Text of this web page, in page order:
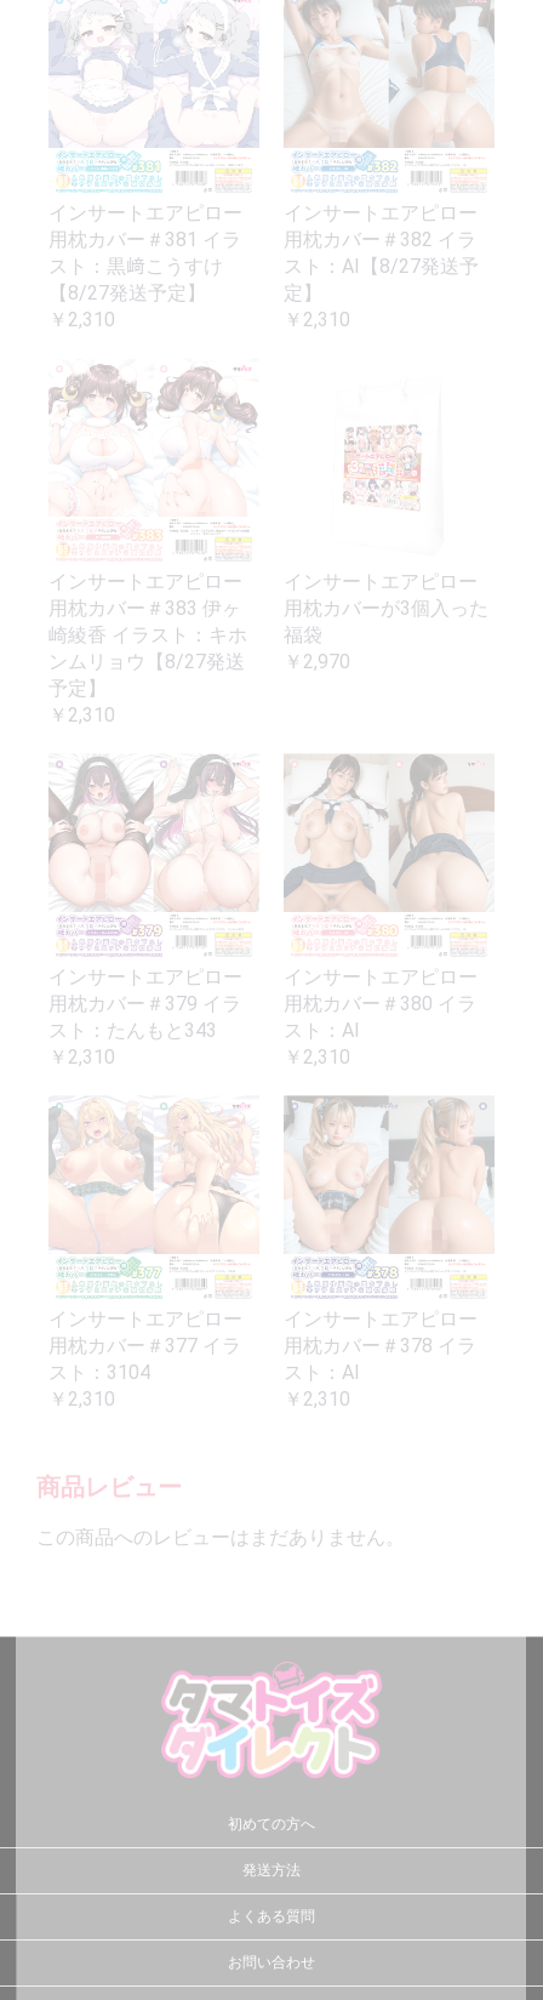
インサートエアピロー
用枕カバー＃381 イラ
スト：黒﨑こうすけ
【8/27発送予定】
￥2,310
インサートエアピロー
用枕カバー＃382 イラ
スト：AI【8/27発送予
定】
￥2,310
インサートエアピロー
用枕カバー＃383 伊ヶ
崎綾香 イラスト：キホ
ンムリョウ【8/27発送
予定】
￥2,310
インサートエアピロー
用枕カバーが3個入った
福袋
￥2,970
インサートエアピロー
用枕カバー＃379 イラ
スト：たんもと343
￥2,310
インサートエアピロー
用枕カバー＃380 イラ
スト：AI
￥2,310
インサートエアピロー
用枕カバー＃377 イラ
スト：3104
￥2,310
インサートエアピロー
用枕カバー＃378 イラ
スト：AI
￥2,310
商品レビュー
この商品へのレビューはまだありません。
初めての方へ
発送方法
よくある質問
お問い合わせ